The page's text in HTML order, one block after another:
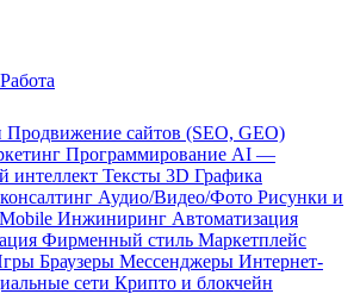
Работа
Продвижение сайтов (SEO, GEO)
Программирование AI —
интеллект Тексты 3D Графика
Аудио/Видео/Фото Рисунки и
Mobile Инжиниринг Автоматизация
Фирменный стиль Маркетплейс
Браузеры Мессенджеры Интернет-
сети Крипто и блокчейн